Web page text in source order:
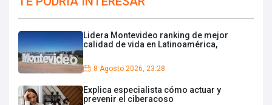
Lidera Montevideo ranking de mejor
calidad de vida en Latinoamérica,
8 Agosto 2026, 23:28
Explica especialista cómo actuar y
prevenir el ciberacoso